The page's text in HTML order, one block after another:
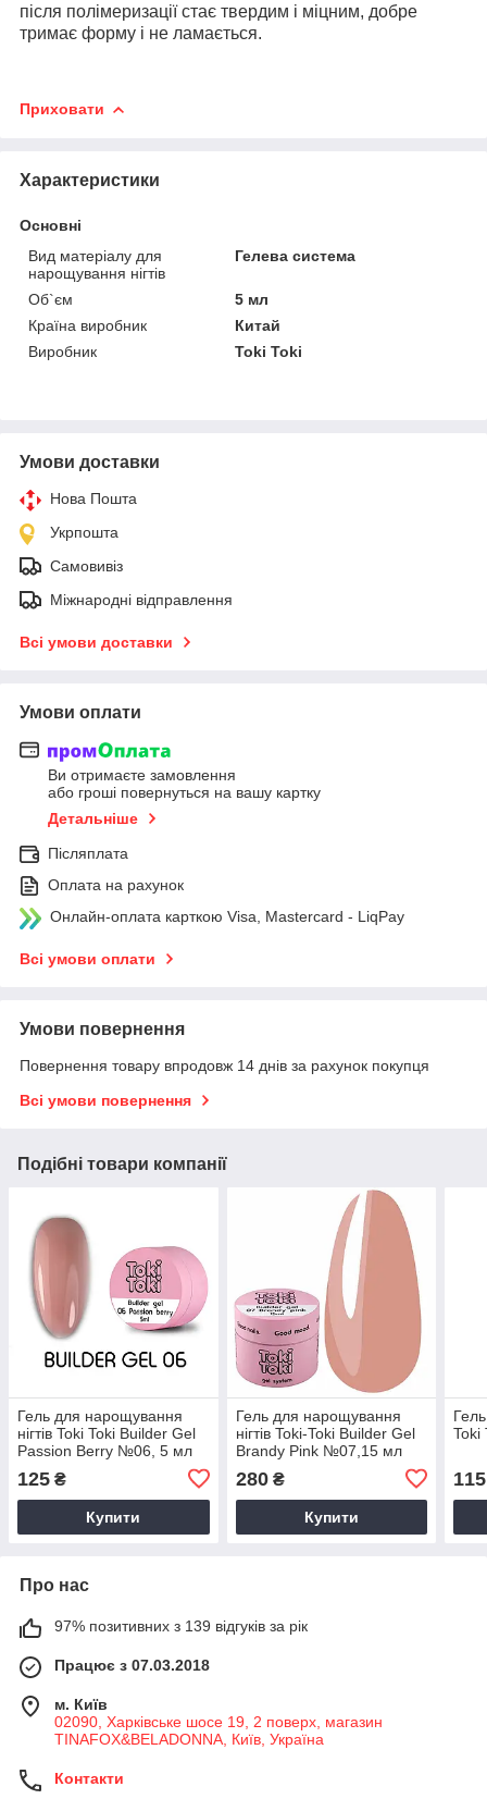
після полімеризації стає твердим і міцним, добре
тримає форму і не ламається.
Приховати
Характеристики
Основні
Вид матеріалу для
нарощування нігтів
Гелева система
Об`єм
5 мл
Країна виробник
Китай
Виробник
Toki Toki
Умови доставки
Нова Пошта
Укрпошта
Самовивіз
Міжнародні відправлення
Всі умови доставки
Умови оплати
Ви отримаєте замовлення
або гроші повернуться на вашу картку
Детальніше
Післяплата
Оплата на рахунок
Онлайн-оплата карткою Visa, Mastercard - LiqPay
Всі умови оплати
Умови повернення
Повернення товару впродовж 14 днів за рахунок покупця
Всі умови повернення
Подібні товари компанії
Гель для нарощування
нігтів Toki Toki Builder Gel
Passion Berry №06, 5 мл
125 ₴
Купити
Гель для нарощування
нігтів Toki-Toki Builder Gel
Brandy Pink №07,15 мл
280₴
Купити
Toki
115
Про нас
97% позитивних з 139 відгуків за рік
Працює з 07.03.2018
м. Київ
02090, Харківське шосе 19, 2 поверх, магазин
TINAFOX&BELADONNA, Київ, Україна
Контакти